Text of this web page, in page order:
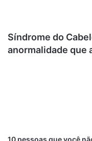
Síndrome do
anormalidade que
10 pessoas que você